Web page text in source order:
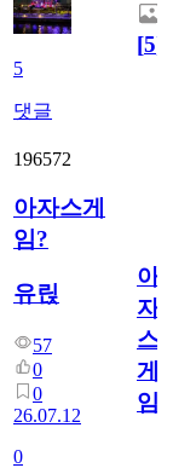
5
댓글
[5]
196572
아자스게
임?
유릱
57
0
0
26.07.12
0
아
자
스
게
임?